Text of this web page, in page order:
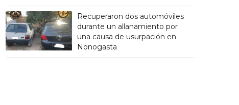
Recuperaron dos automóviles
durante un allanamiento por
una causa de usurpación en
Nonogasta